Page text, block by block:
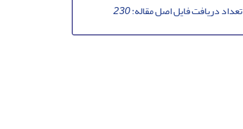
تعداد دریافت فایل اصل مقاله:230